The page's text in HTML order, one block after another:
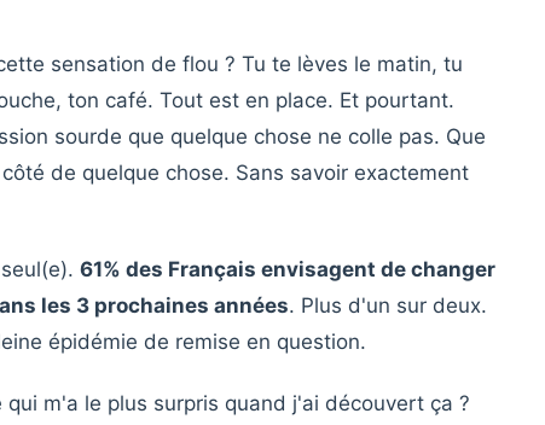
sensation de flou ? Tu te lèves le matin, tu
ton café. Tout est en place. Et pourtant.
sourde que quelque chose ne colle pas. Que
de quelque chose. Sans savoir exactement
seul(e).61% des Français envisagent de changer
les 3 prochaines années. Plus d'un sur deux.
épidémie de remise en question.
qui m'a le plus surpris quand j'ai découvert ça ?